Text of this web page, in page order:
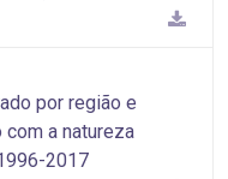
por região e
a natureza
2017